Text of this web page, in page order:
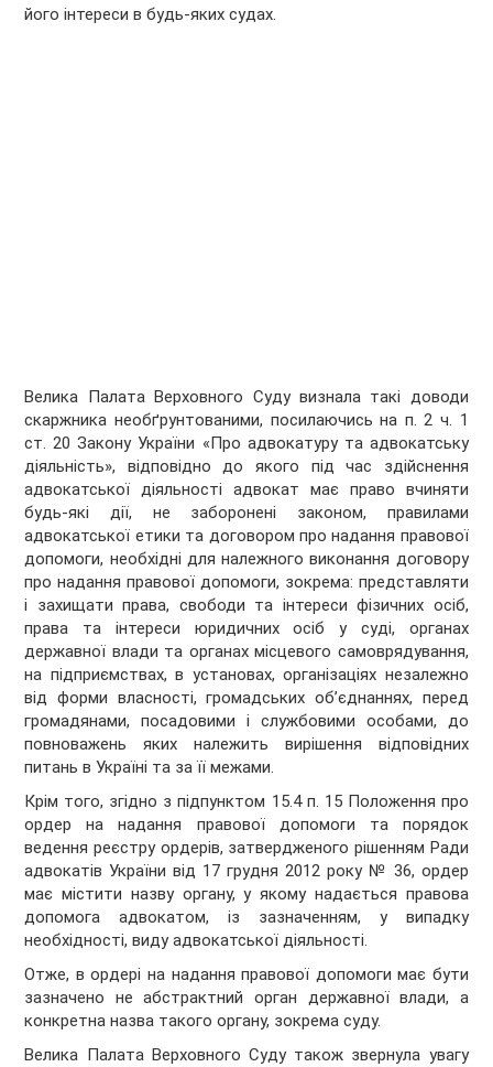
його інтереси в будь-яких судах.
Велика Палата Верховного Суду визнала такі доводи
скаржника необґрунтованими, посилаючись на п. 2 ч. 1
ст. 20 Закону України «Про адвокатуру та адвокатську
діяльність», відповідно до якого під час здійснення
адвокатської діяльності адвокат має право вчиняти
будь-які дії, не заборонені законом, правилами
адвокатської етики та договором про надання правової
допомоги, необхідні для належного виконання договору
про надання правової допомоги, зокрема: представляти
і захищати права, свободи та інтереси фізичних осіб,
права та інтереси юридичних осіб у суді, органах
державної влади та органах місцевого самоврядування,
на підприємствах, в установах, організаціях незалежно
від форми власності, громадських об’єднаннях, перед
громадянами, посадовими і службовими особами, до
повноважень яких належить вирішення відповідних
питань в Україні та за її межами.
Крім того, згідно з підпунктом 15.4 п. 15 Положення про
ордер на надання правової допомоги та порядок
ведення реєстру ордерів, затвердженого рішенням Ради
адвокатів України від 17 грудня 2012 року № 36, ордер
має містити назву органу, у якому надається правова
допомога адвокатом, із зазначенням, у випадку
необхідності, виду адвокатської діяльності.
Отже, в ордері на надання правової допомоги має бути
зазначено не абстрактний орган державної влади, а
конкретна назва такого органу, зокрема суду.
Велика Палата Верховного Суду також звернула увагу